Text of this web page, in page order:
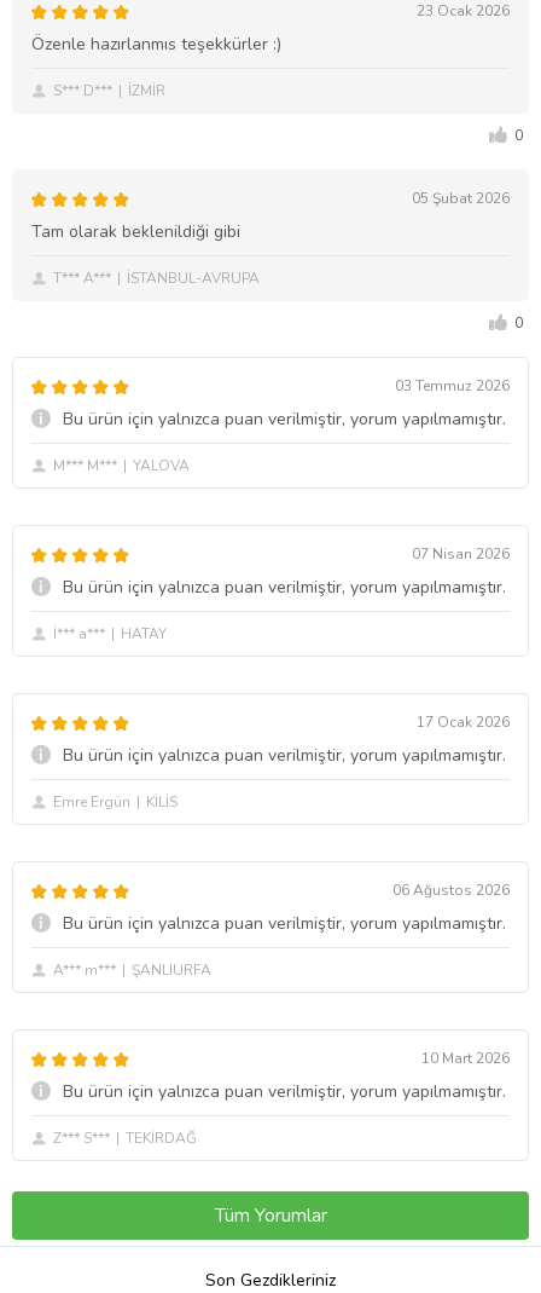
23 Ocak 2026
Özenle hazırlanmıs teşekkürler :)
S*** D*** İZMİR
0
05 Şubat 2026
Tam olarak beklenildiği gibi
T*** A*** İSTANBUL-AVRUPA
0
03 Temmuz 2026
Bu ürün için yalnızca puan verilmiştir, yorum yapılmamıştır.
M*** M*** YALOVA
07 Nisan 2026
Bu ürün için yalnızca puan verilmiştir, yorum yapılmamıştır.
İ*** a*** HATAY
17 Ocak 2026
Bu ürün için yalnızca puan verilmiştir, yorum yapılmamıştır.
Emre Ergün KİLİS
06 Ağustos 2026
Bu ürün için yalnızca puan verilmiştir, yorum yapılmamıştır.
A*** m*** ŞANLIURFA
10 Mart 2026
Bu ürün için yalnızca puan verilmiştir, yorum yapılmamıştır.
Z*** S*** TEKİRDAĞ
Tüm Yorumlar
Son Gezdikleriniz